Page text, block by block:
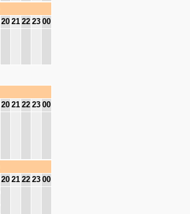
20 21 22 23 00
20 21 22 23 00
20 21 22 23 00